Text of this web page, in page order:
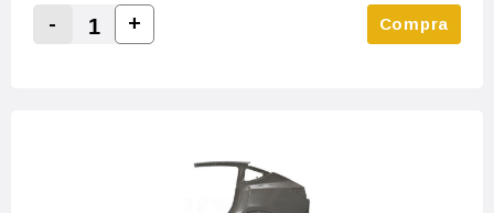
Decrease Quantity:
-
Increase Quantity:
+ Compra